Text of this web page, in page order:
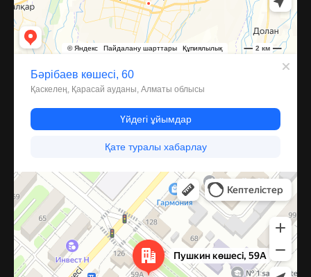
Костанай
Улица Пушкина, 59А — Яндекс Карты